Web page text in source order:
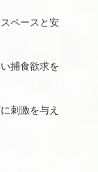
ペースと安
捕食欲求を
刺激を与え